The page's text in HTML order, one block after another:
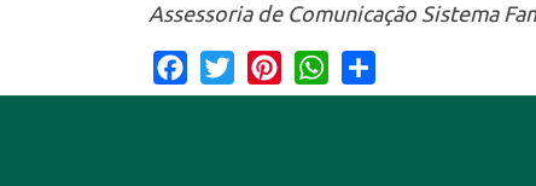
Assessoria de Comunicação Sistema
Facebook
Twitter PinterestWhatsApp